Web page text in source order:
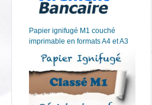
Papier ignifugé M1 couché
imprimable en formats A4 et A3